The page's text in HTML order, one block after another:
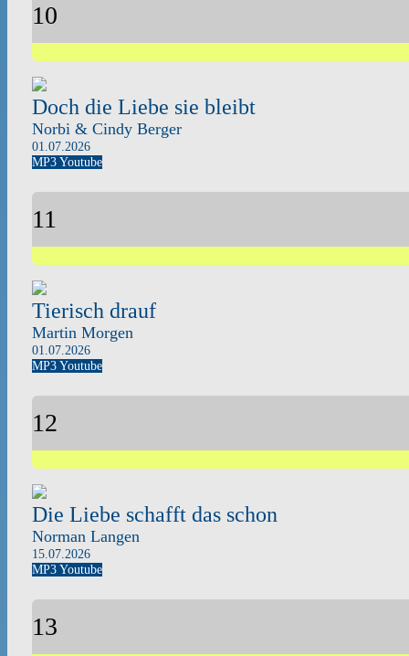
10
Doch die Liebe sie bleibt
Norbi & Cindy Berger
01.07.2026
MP3Youtube
11
Tierisch drauf
Martin Morgen
01.07.2026
MP3Youtube
12
Die Liebe schafft das schon
Norman Langen
15.07.2026
MP3Youtube
13